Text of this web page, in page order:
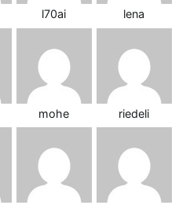
l70ai lena
mohe riedeli